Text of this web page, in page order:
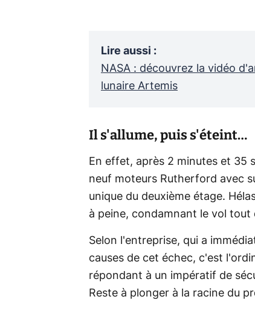
Lire aussi :
NASA : découvrez la vidéo
lunaire Artemis
Il s'allume, puis s'éteint…
En effet, après 2 minutes et 35
neuf moteurs Rutherford avec
unique du deuxième étage.
à peine, condamnant le vol tout
Selon l'entreprise, qui a
causes de cet échec, c'est
répondant à un impératif de
Reste à plonger à la racine du